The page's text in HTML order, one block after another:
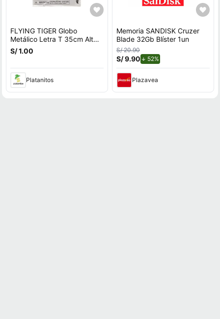
FLYING TIGER Globo
Metálico Letra T 35cm Alt
P/Cumple 3014370
S/ 1.00
Platanitos
Memoria SANDISK Cruzer
Blade 32Gb Blíster 1un
S/ 20.90
S/ 9.90 52%de descuento.
Plazavea